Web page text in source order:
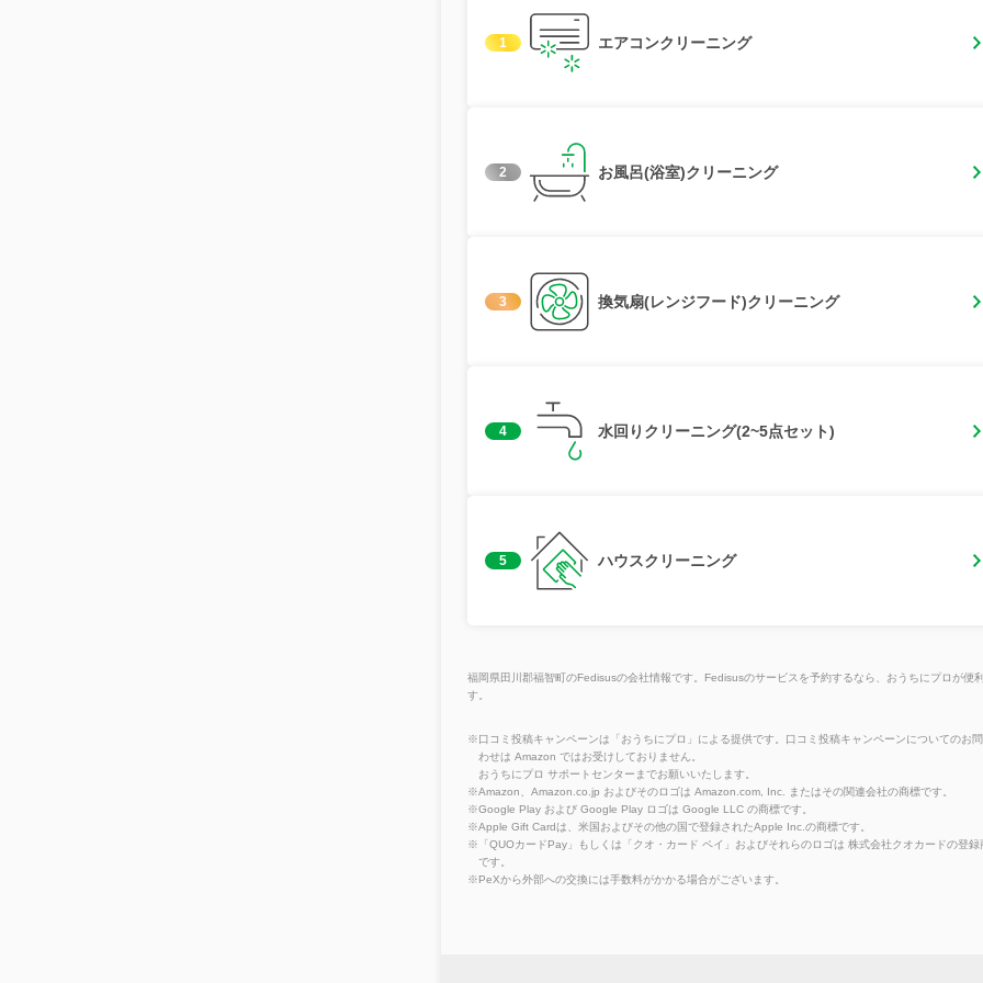
1 エアコンクリーニング
2 お風呂(浴室)クリーニング
3 換気扇(レンジフード)クリーニング
4 水回りクリーニング(2~5点セット)
5 ハウスクリーニング
福岡県田川郡福智町のFedisusの会社情報です。Fedisusのサービスを予約するなら、おうちにプロが便
す。
※口コミ投稿キャンペーンは「おうちにプロ」による提供です。口コミ投稿キャンペーンについてのお
わせは Amazon ではお受けしておりません。
おうちにプロ サポートセンターまでお願いいたします。
※Amazon、Amazon.co.jp およびそのロゴは Amazon.com, Inc. またはその関連会社の商標です。
※Google Play および Google Play ロゴは Google LLC の商標です。
※Apple Gift Cardは、米国およびその他の国で登録されたApple Inc.の商標です。
※「QUOカードPay」もしくは「クオ・カード ペイ」およびそれらのロゴは 株式会社クオカードの登録
です。
※PeXから外部への交換には手数料がかかる場合がございます。